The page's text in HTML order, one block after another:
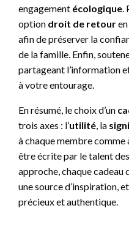
engagement écologique
option droit de retour
afin de préserver la
de la famille. Enfin,
partageant l’information
à votre entourage.
En résumé, le choix d’un
trois axes : l’utilité , la
à chaque membre comme
être écrite par le talent
approche, chaque cadeau
une source d’inspiration,
précieux et authentique.